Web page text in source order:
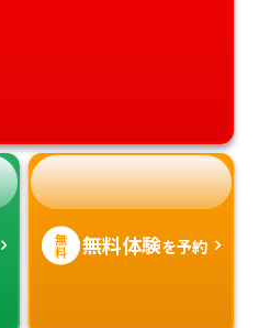
無
料 無料体験を予約